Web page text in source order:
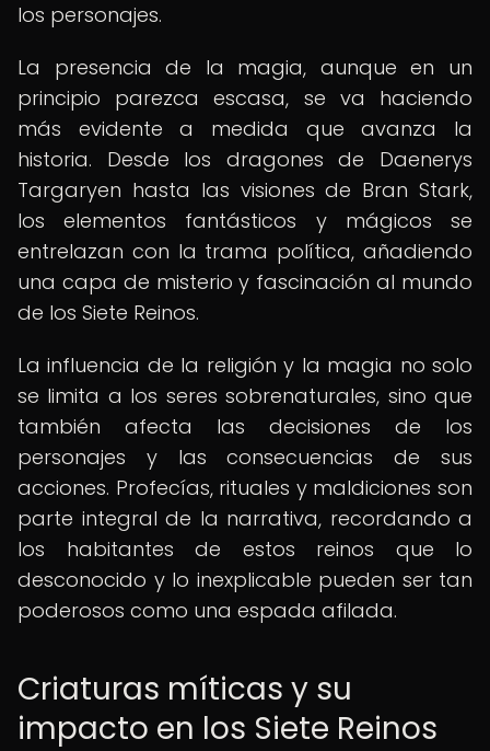
los personajes.
La presencia de la magia, aunque en un
principio parezca escasa, se va haciendo
más evidente a medida que avanza la
historia. Desde los dragones de Daenerys
Targaryen hasta las visiones de Bran Stark,
los elementos fantásticos y mágicos se
entrelazan con la trama política, añadiendo
una capa de misterio y fascinación al mundo
de los Siete Reinos.
La influencia de la religión y la magia no solo
se limita a los seres sobrenaturales, sino que
también afecta las decisiones de los
personajes y las consecuencias de sus
acciones. Profecías, rituales y maldiciones son
parte integral de la narrativa, recordando a
los habitantes de estos reinos que lo
desconocido y lo inexplicable pueden ser tan
poderosos como una espada afilada.
Criaturas míticas y su
impacto en los Siete Reinos